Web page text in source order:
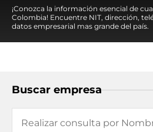
¡Conozca la información esencial de
Colombia! Encuentre NIT, dirección,
datos empresarial mas grande del país.
Buscar empresa